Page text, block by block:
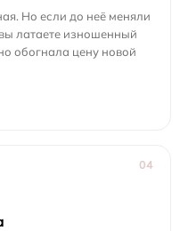
Но если до неё меняли
латаете изношенный
обогнала цену новой
04